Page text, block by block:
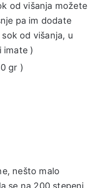
od višanja možete
pa im dodate
od višanja, u
imate )
gr )
nešto malo
se na 200 stepeni